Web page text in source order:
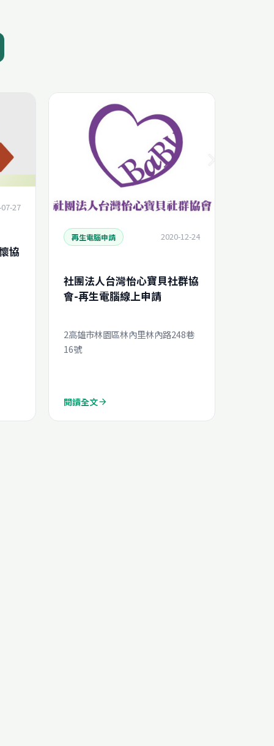
27
協
再生電腦申請 2020-12-24
社團法人台灣怡心寶貝社群協
會-再生電腦線上申請
2高雄市林園區林內里林內路248巷
16號
閱讀全文arrow_forward